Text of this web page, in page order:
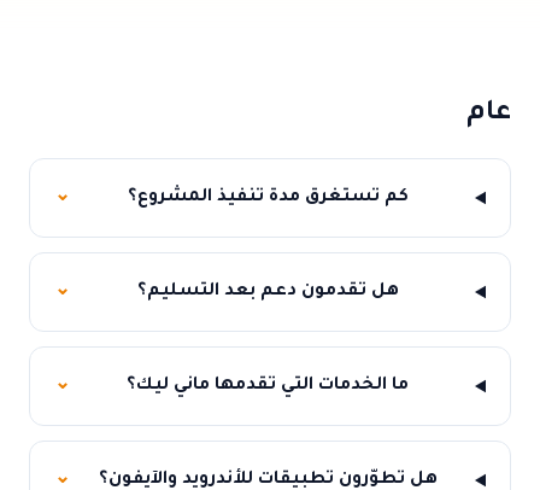
عام
كم تستغرق مدة تنفيذ المشروع؟ ⌄
هل تقدمون دعم بعد التسليم؟ ⌄
ما الخدمات التي تقدمها ماني ليك؟ ⌄
هل تطوّرون تطبيقات للأندرويد والآيفون؟ ⌄